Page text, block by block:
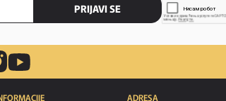
PRIJAVI SE
ADRESA